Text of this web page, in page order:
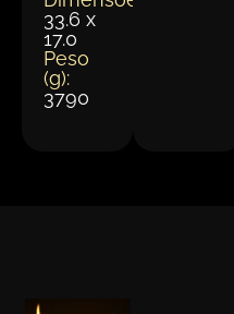
33.6 x
17.0
Peso
(g):
3790